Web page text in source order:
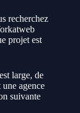
recherchez
projet est
large, de
agence
suivante